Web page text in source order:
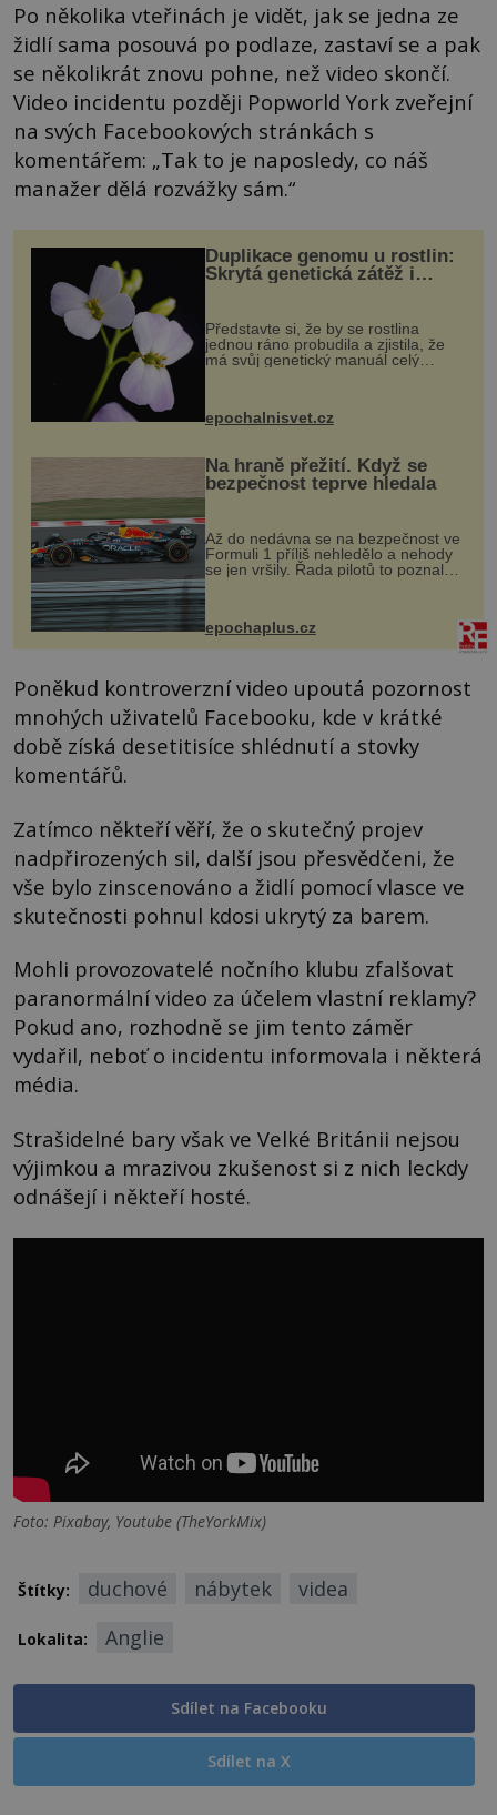
Po několika vteřinách je vidět, jak se jedna ze
židlí sama posouvá po podlaze, zastaví se a pak
se několikrát znovu pohne, než video skončí.
Video incidentu později Popworld York zveřejní
na svých Facebookových stránkách s
komentářem: „Tak to je naposledy, co náš
manažer dělá rozvážky sám.“
Duplikace genomu u rostlin:
Skrytá genetická zátěž i
Představte si, že by se rostlina
jednou ráno probudila a zjistila, že
má svůj genetický manuál celý
vstupenka...
epochalnisvet.cz
Na hraně přežití. Když se
bezpečnost teprve hledala
Až do nedávna se na bezpečnost ve
Formuli 1 příliš nehledělo a nehody
se jen vršily. Řada pilotů to poznala
na vlastní kůži, často s trvalými
následky nebo bohužel i ztrátou
života. Dnes nepochopiteln...
epochaplus.cz
Poněkud kontroverzní video upoutá pozornost
mnohých uživatelů Facebooku, kde v krátké
době získá desetitisíce shlédnutí a stovky
komentářů.
Zatímco někteří věří, že o skutečný projev
nadpřirozených sil, další jsou přesvědčeni, že
vše bylo zinscenováno a židlí pomocí vlasce ve
skutečnosti pohnul kdosi ukrytý za barem.
Mohli provozovatelé nočního klubu zfalšovat
paranormální video za účelem vlastní reklamy?
Pokud ano, rozhodně se jim tento záměr
vydařil, neboť o incidentu informovala i některá
média.
Strašidelné bary však ve Velké Británii nejsou
výjimkou a mrazivou zkušenost si z nich leckdy
odnášejí i někteří hosté.
Foto: Pixabay, Youtube (TheYorkMix)
Štítky: duchové nábytek videa
Lokalita: Anglie
Sdílet na Facebooku
Sdílet na X